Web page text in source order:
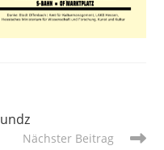
Nächster Beitrag